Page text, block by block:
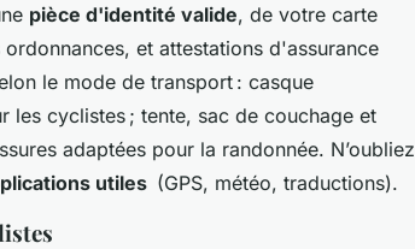
pièce d'identité valide, de votre carte
et attestations d'assurance
le mode de transport : casque
cyclistes ; tente, sac de couchage et
adaptées pour la randonnée. N’oubliez
utiles (GPS, météo, traductions).